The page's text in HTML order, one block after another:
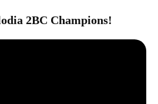
2BC Champions!